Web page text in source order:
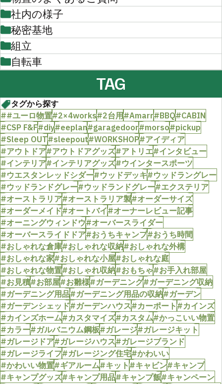
社内の様子
秘密基地
組立
自転車
TAG
タグから探す
##ユーロ物置#2×4works#2台用#Amarr#BBQ#CABIN
#CSP F&F#diy#eeplan#garagedoor#morso#pickup
#Sleep OUT#sleepout#WORKSHOP#アイディア
#アウトドア#アウトドアグッズ#アトリエ#インタビュー
#インテリア#インテリアグッズ#ウインタースポーツ
#ウエスタンレッドシダー#ウッドデッキ#ウッドラングレー
#ウッドランドグレー#ウッドランドグレー#エクステリア
#オーストラリア#オーストラリア製#オーダーサイズ
#オーダーメイド#オートバイ#オーナーレビュー記事
#オーニングウィンドウ#オーバースライダー
#オーバースライドドア#おうちキャンプ#おうち時間
#おしゃれな倉庫#おしゃれな収納#おしゃれな外構
#おしゃれな家#おしゃれな小屋#おしゃれな庭
#おしゃれな物置#おしゃれ収納#おもちゃ#お手入れ部屋
#お見積#お部屋#お雛様#ガーデニング#ガーデニング収納
#ガーデニング用品#ガーデニング用品の収納#ガーデン
#ガーデンシェッド#ガーデンハウス#カーポート#カインズ
#カインズホーム#カスタマイズ#カスタム#かっこいい物置
#カラー#ガルバニウム鋼板#ガレージ#ガレージキット
#ガレージドア#ガレージハウス#ガレージブランド
#ガレージライフ#ガレージング住宅#かわいい
#かわいい物置#ギアルーム#キット#キャビン#キャンプ
#キャンプグッズ#キャンプ用品#キャンプ飯#キャンペーン